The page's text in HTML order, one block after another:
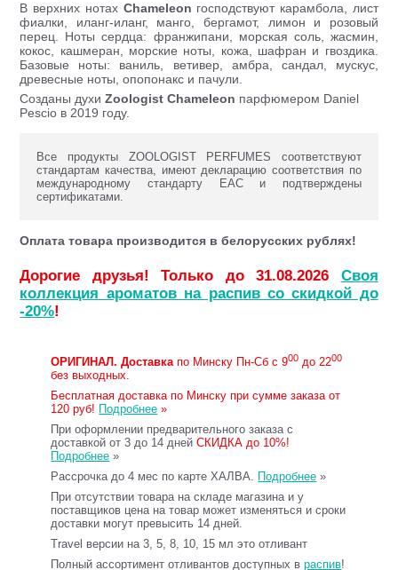
В верхних нотах Chameleon господствуют карамбола, лист
фиалки, иланг-иланг, манго, бергамот, лимон и розовый
перец. Ноты сердца: франжипани, морская соль, жасмин,
кокос, кашмеран, морские ноты, кожа, шафран и гвоздика.
Базовые ноты: ваниль, ветивер, амбра, сандал, мускус,
древесные ноты, опопонакс и пачули.
Созданы духиZoologist Chameleon парфюмером Daniel
Pescio в 2019 году.
Все продукты ZOOLOGIST PERFUMES соответствуют
стандартам качества, имеют декларацию соответствия по
международному стандарту ЕАС и подтверждены
сертификатами.
Оплата товара производится в белорусских рублях!
Дорогие друзья! Только до 31.08.2026 Своя
коллекция ароматов на распив со скидкой до
-20%!
ОРИГИНАЛ. Доставкапо Минску Пн-Сб с 900 до 2200
без выходных.
Бесплатная доставка по Минску при сумме заказа от
120 руб! Подробнее »
При оформлении предварительного заказа с
доставкой от 3 до 14 днейСКИДКА до 10%!
Подробнее »
Рассрочка до 4 мес по карте ХАЛВА. Подробнее »
При отсутствии товара на складе магазина и у
поставщиков цена на товар может изменяться и сроки
доставки могут превысить 14 дней.
Travel версии на 3, 5, 8, 10, 15 мл это отливант
Полный ассортимент отливантов доступных враспив!